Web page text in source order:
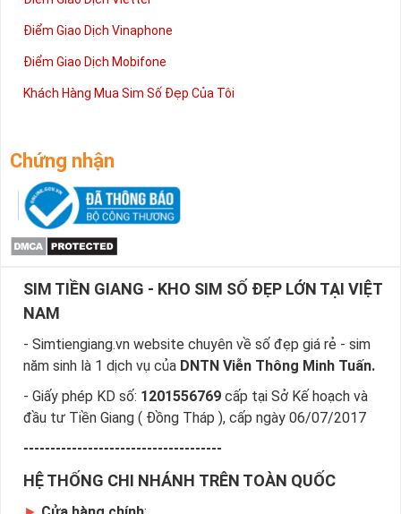
Điểm Giao Dịch Vinaphone
Điểm Giao Dịch Mobifone
Khách Hàng Mua Sim Số Đẹp Của Tôi
Chứng nhận
SIM TIỀN GIANG - KHO SIM SỐ ĐẸP LỚN TẠI VIỆT
NAM
- Simtiengiang.vn website chuyên về số đẹp giá rẻ - sim
năm sinh là 1 dịch vụ của DNTN Viễn Thông Minh Tuấn.
- Giấy phép KD số: 1201556769 cấp tại Sở Kế hoạch và
đầu tư Tiền Giang ( Đồng Tháp ), cấp ngày 06/07/2017
-------------------------------------
HỆ THỐNG CHI NHÁNH TRÊN TOÀN QUỐC